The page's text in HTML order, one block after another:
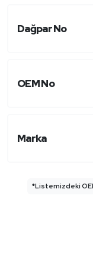
Dağpar No
OEM No
Marka
*Listemizdeki